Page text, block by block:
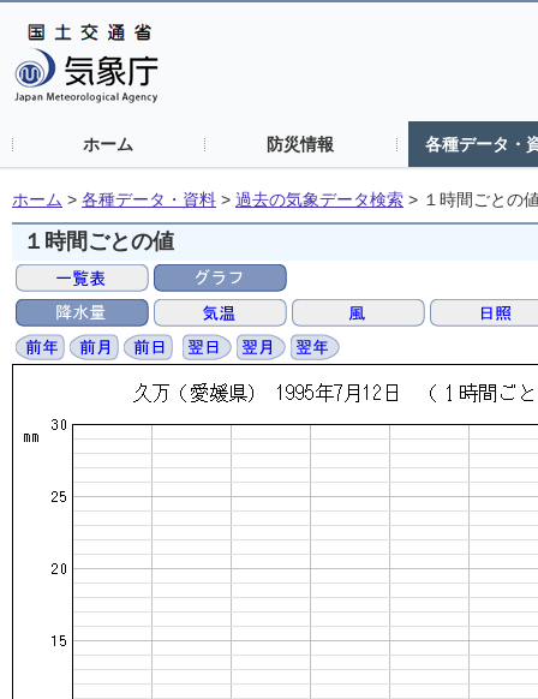
ホーム 防災情報 各種データ・
ホーム > 各種データ・資料 > 過去の気象データ検索 > １時間ごとの
１時間ごとの値